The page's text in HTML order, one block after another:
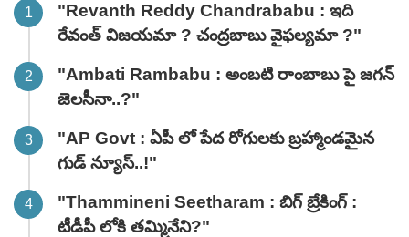
"Revanth Reddy Chandrababu : ఇది
రేవంత్ విజయమా ? చంద్రబాబు వైఫల్యమా ?"
"Ambati Rambabu : అంబటి రాంబాబు పై జగన్
జెలసీనా..?"
"AP Govt : ఏపీ లో పేద రోగులకు బ్రహ్మాండమైన
గుడ్ న్యూస్..!"
"Thammineni Seetharam : బిగ్ బ్రేకింగ్ :
టీడీపీ లోకి తమ్మినేని?"